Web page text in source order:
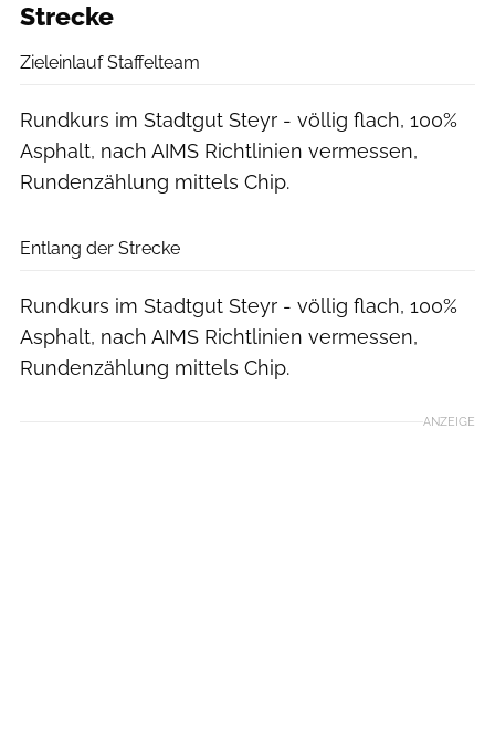
Strecke
Zieleinlauf Staffelteam
Rundkurs im Stadtgut Steyr - völlig flach, 100%
Asphalt, nach AIMS Richtlinien vermessen,
Rundenzählung mittels Chip.
Entlang der Strecke
Rundkurs im Stadtgut Steyr - völlig flach, 100%
Asphalt, nach AIMS Richtlinien vermessen,
Rundenzählung mittels Chip.
ANZEIGE